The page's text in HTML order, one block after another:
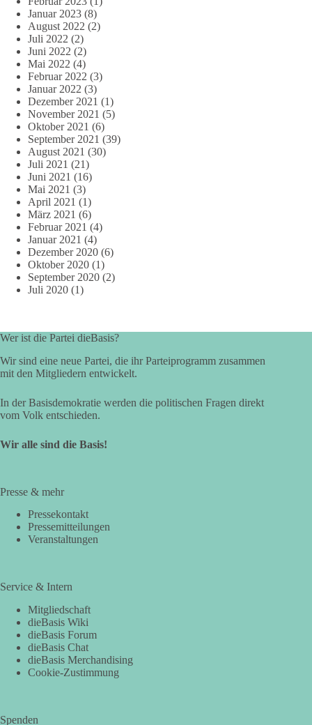
Januar 2023 (8)
August 2022 (2)
Juli 2022 (2)
Juni 2022 (2)
Mai 2022 (4)
Februar 2022 (3)
Januar 2022 (3)
Dezember 2021 (1)
November 2021 (5)
Oktober 2021 (6)
September 2021 (39)
August 2021 (30)
Juli 2021 (21)
Juni 2021 (16)
Mai 2021 (3)
April 2021 (1)
März 2021 (6)
Februar 2021 (4)
Januar 2021 (4)
Dezember 2020 (6)
Oktober 2020 (1)
September 2020 (2)
Juli 2020 (1)
Wer ist die Partei dieBasis?
Wir sind eine neue Partei, die ihr Parteiprogramm zusammen
mit den Mitgliedern entwickelt.
In der Basisdemokratie werden die politischen Fragen direkt
vom Volk entschieden.
Wir alle sind die Basis!
Presse & mehr
Pressekontakt
Pressemitteilungen
Veranstaltungen
Service & Intern
Mitgliedschaft
dieBasis Wiki
dieBasis Forum
dieBasis Chat
dieBasis Merchandising
Cookie-Zustimmung
Spenden